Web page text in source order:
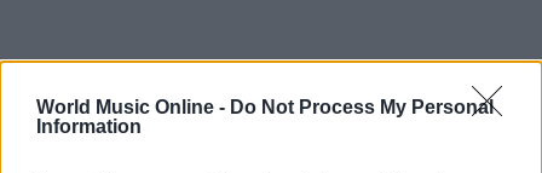
World Music Online - Do Not Process My Personal
Information